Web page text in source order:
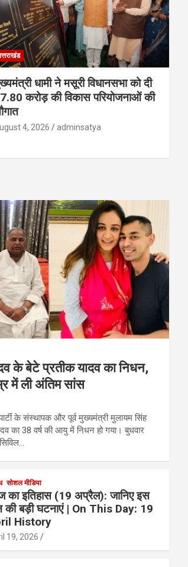
धामी ने मसूरी विधानसभा को दी
करोड़ की विकास परियोजनाओं की
4, 2026 adminsatya
के बेटे प्रतीक यादव का निधन,
में ली अंतिम सांस
के संस्थापक और पूर्व मुख्यमंत्री मुलायम सिंह
का 38 वर्ष की आयु में निधन हो गया। बुधवार
सोशल मीडिया
इतिहास (19 अप्रैल): जानिए इस
की बड़ी घटनाएं | On This Day: 19
History
19, 2026